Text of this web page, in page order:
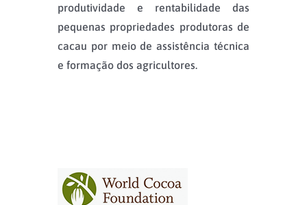
produtividade e rentabilidade das
pequenas propriedades produtoras de
cacau por meio de assistência técnica
e formação dos agricultores.